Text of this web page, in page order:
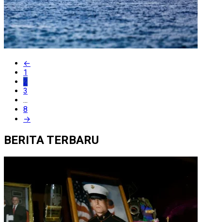
←
1
2
3
...
8
→
BERITA TERBARU